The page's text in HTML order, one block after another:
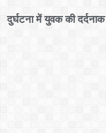
दुर्घटना में युवक की दर्दनाक